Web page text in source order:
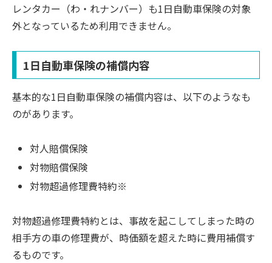
レンタカー（わ・れナンバー）も1日自動車保険の対象
外となっているため利用できません。
1日自動車保険の補償内容
基本的な1日自動車保険の補償内容は、以下のようなも
のがあります。
対人賠償保険
対物賠償保険
対物超過修理費特約※
対物超過修理費特約とは、事故を起こしてしまった時の
相手方の車の修理費が、時価額を超えた時に費用補償す
るものです。